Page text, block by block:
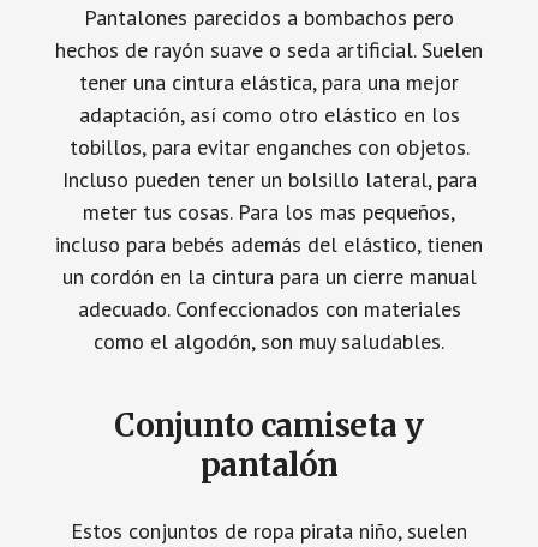
Pantalones parecidos a bombachos pero
hechos de rayón suave o seda artificial. Suelen
tener una cintura elástica, para una mejor
adaptación, así como otro elástico en los
tobillos, para evitar enganches con objetos.
Incluso pueden tener un bolsillo lateral, para
meter tus cosas. Para los mas pequeños,
incluso para bebés además del elástico, tienen
un cordón en la cintura para un cierre manual
adecuado. Confeccionados con materiales
como el algodón, son muy saludables.
Conjunto camiseta y
pantalón
Estos conjuntos de ropa pirata niño, suelen